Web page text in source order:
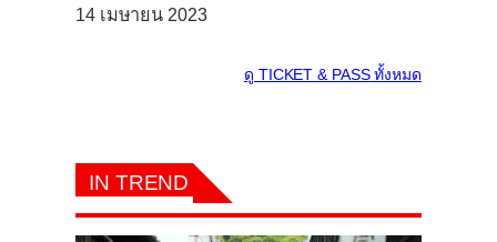
14 เมษายน 2023
ดู TICKET & PASSทั้งหมด
IN TREND